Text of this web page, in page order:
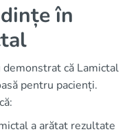
în
că Lamictal
pentru pacienți.
a arătat rezultate